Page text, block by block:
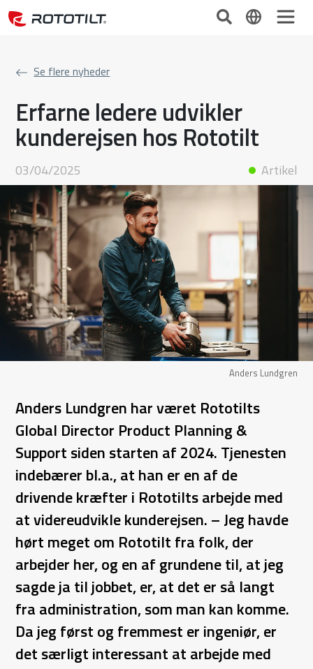
Se flere nyheder
Erfarne ledere udvikler
kunderejsen hos Rototilt
03/04/2025 Artikel
Anders Lundgren
Anders Lundgren har været Rototilts
Global Director Product Planning &
Support siden starten af 2024. Tjenesten
indebærer bl.a., at han er en af de
drivende kræfter i Rototilts arbejde med
at videreudvikle kunderejsen. – Jeg havde
hørt meget om Rototilt fra folk, der
arbejder her, og en af grundene til, at jeg
sagde ja til jobbet, er, at det er så langt
fra administration, som man kan komme.
Da jeg først og fremmest er ingeniør, er
det særligt interessant at arbejde med